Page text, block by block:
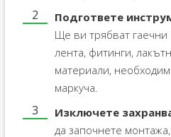
Подгответе
Ще ви трябват
лента, фитинги,
материали,
маркуча.
Изключете
да започнете